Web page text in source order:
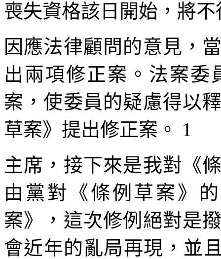
喪失資格該日開始，將
因應法律顧問的意見，
出兩項修正案。法案委
案，使委員的疑慮得以
草案》提出修正案。 1
主席，接下來是我對《
由黨對《條例草案》
案》，這次修例絕對是
會近年的亂局再現，並